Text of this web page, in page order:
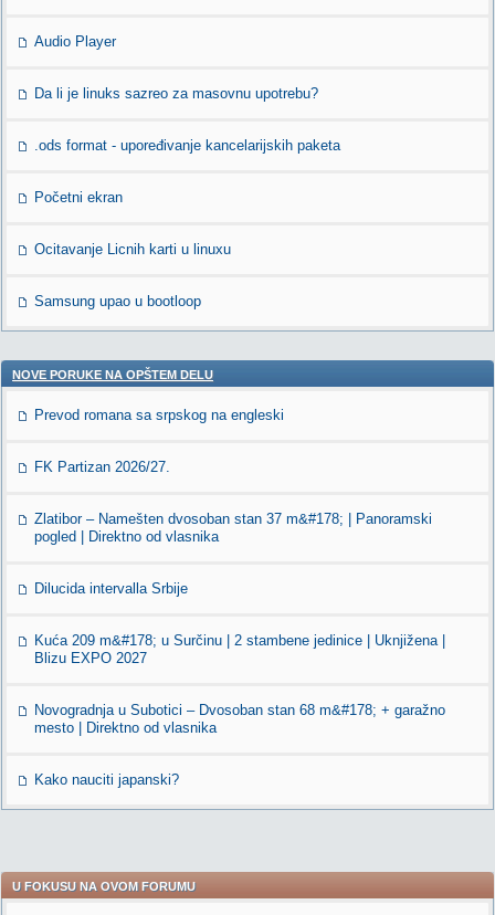
Audio Player
Da li je linuks sazreo za masovnu upotrebu?
.ods format - upoređivanje kancelarijskih paketa
Početni ekran
Ocitavanje Licnih karti u linuxu
Samsung upao u bootloop
NOVE PORUKE NA OPŠTEM DELU
Prevod romana sa srpskog na engleski
FK Partizan 2026/27.
Zlatibor – Namešten dvosoban stan 37 m&#178; | Panoramski
pogled | Direktno od vlasnika
Dilucida intervalla Srbije
Kuća 209 m&#178; u Surčinu | 2 stambene jedinice | Uknjižena |
Blizu EXPO 2027
Novogradnja u Subotici – Dvosoban stan 68 m&#178; + garažno
mesto | Direktno od vlasnika
Kako nauciti japanski?
U FOKUSU NA OVOM FORUMU